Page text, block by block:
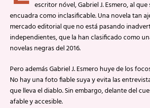
escritor nóvel, Gabriel J. Esmero, al
encuadra como inclasificable. Una novela tan
mercado editorial que no está pasando
independientes, que la han clasificado como
novelas negras del 2016.
Pero además Gabriel J. Esmero huye de los
No hay una foto fiable suya y evita las
que lleva el diablo. Sin embargo, delante del
afable y accesible.